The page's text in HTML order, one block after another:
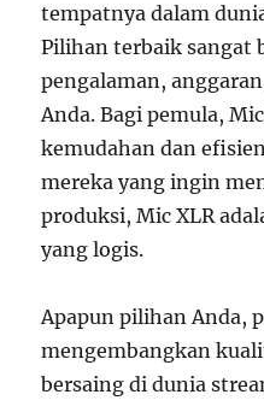
tempatnya dalam
Pilihan terbaik sangat
pengalaman,
Anda. Bagi pemula,
kemudahan dan
mereka yang ingin
produksi, Mic XLR
yang logis.
Apapun pilihan Anda,
mengembangkan
bersaing di dunia